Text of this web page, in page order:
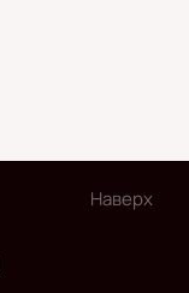
Наверх